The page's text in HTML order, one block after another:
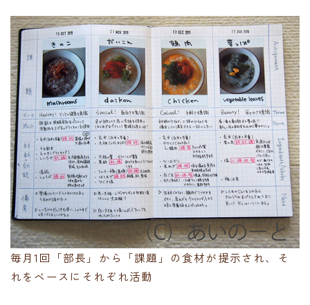
毎月1回「部長」から「課題」の食材が提示され、そ
れをベースにそれぞれ活動